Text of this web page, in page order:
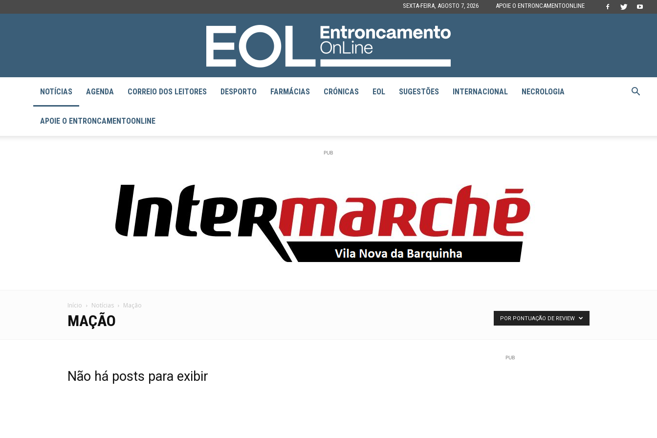
SEXTA-FEIRA, AGOSTO 7, 2026 APOIE O ENTRONCAMENTOONLINE
EntroncamentoOnline
NOTÍCIAS AGENDA CORREIO DOS LEITORES DESPORTO FARMÁCIAS CRÓNICAS EOL SUGESTÕES INTERNACIONAL NECROLOGIA
APOIE O ENTRONCAMENTOONLINE
PUB
Início Notícias Mação
MAÇÃO POR PONTUAÇÃO DE REVIEW
Não há posts para exibir
PUB